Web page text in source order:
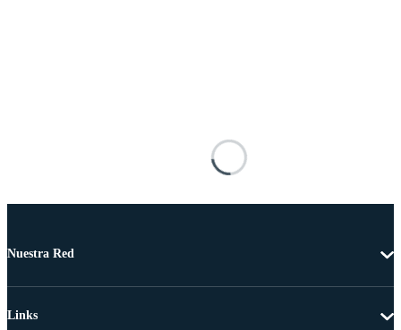
Nuestra Red
Links